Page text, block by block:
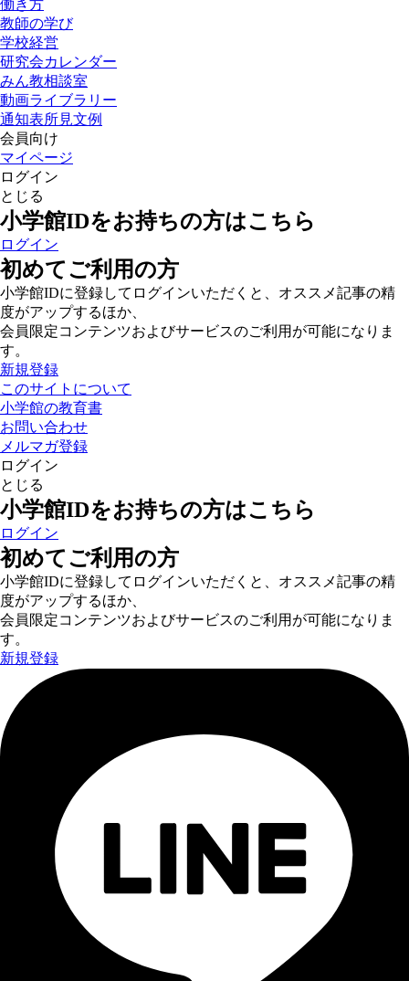
働き方
教師の学び
学校経営
研究会カレンダー
みん教相談室
動画ライブラリー
通知表所見文例
会員向け
マイページ
ログイン
とじる
小学館IDをお持ちの方はこちら
ログイン
初めてご利用の方
小学館IDに登録してログインいただくと、オススメ記事の精
度がアップするほか、
会員限定コンテンツおよびサービスのご利用が可能になりま
す。
新規登録
このサイトについて
小学館の教育書
お問い合わせ
メルマガ登録
ログイン
とじる
小学館IDをお持ちの方はこちら
ログイン
初めてご利用の方
小学館IDに登録してログインいただくと、オススメ記事の精
度がアップするほか、
会員限定コンテンツおよびサービスのご利用が可能になりま
す。
新規登録